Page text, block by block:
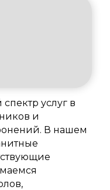
услуг в
и
В нашем